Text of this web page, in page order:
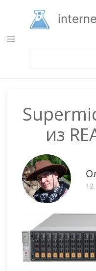
основному
содержанию
из